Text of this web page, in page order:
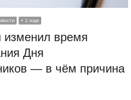
+ 1 еще
изменил время
Дня
— в чём причина